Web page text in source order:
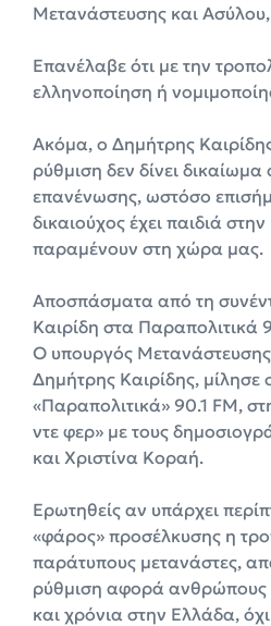
Μετανάστευσης και
Επανέλαβε ότι με την
ελληνοποίηση ή
Ακόμα, ο Δημήτρης
ρύθμιση δεν δίνει δικαίωμα
επανένωσης, ωστόσο
δικαιούχος έχει παιδιά
παραμένουν στη χώρα μας.
Αποσπάσματα από τη
Καιρίδη στα Παραπολιτικά
Ο υπουργός
Δημήτρης Καιρίδης, μίλησε
«Παραπολιτικά» 90.1 FΜ,
ντε φερ» με τους
και Χριστίνα Κοραή.
Ερωτηθείς αν υπάρχει
«φάρος» προσέλκυσης η
παράτυπους μετανάστες,
ρύθμιση αφορά ανθρώπους
και χρόνια στην Ελλάδα,